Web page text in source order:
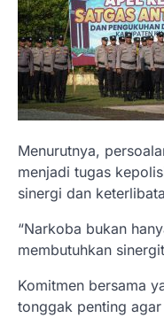
Menurutnya,
menjadi tugas
sinergi dan
“Narkoba bukan
membutuhkan
Komitmen bersama
tonggak penting